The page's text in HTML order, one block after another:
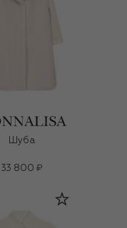
Шуба
33 800 ₽